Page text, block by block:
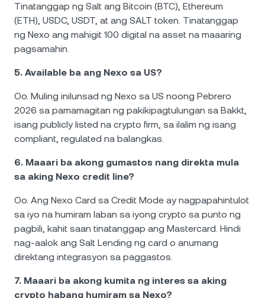
Tinatanggap ng Salt ang Bitcoin (BTC), Ethereum
(ETH), USDC, USDT, at ang SALT token. Tinatanggap
ng Nexo ang mahigit 100 digital na asset na maaaring
pagsamahin.
5. Available ba ang Nexo sa US?
Oo. Muling inilunsad ng Nexo sa US noong Pebrero
2026 sa pamamagitan ng pakikipagtulungan sa Bakkt,
isang publicly listed na crypto firm, sa ilalim ng isang
compliant, regulated na balangkas.
6. Maaari ba akong gumastos nang direkta mula
sa aking Nexo credit line?
Oo. Ang Nexo Card sa Credit Mode ay nagpapahintulot
sa iyo na humiram laban sa iyong crypto sa punto ng
pagbili, kahit saan tinatanggap ang Mastercard. Hindi
nag-aalok ang Salt Lending ng card o anumang
direktang integrasyon sa paggastos.
7. Maaari ba akong kumita ng interes sa aking
crypto habang humiram sa Nexo?